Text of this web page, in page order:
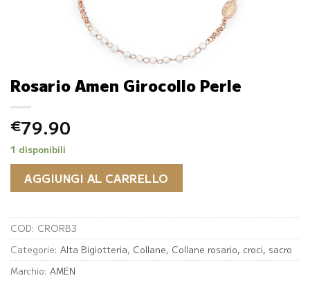
Rosario Amen Girocollo Perle
€79.90
1 disponibili
AGGIUNGI AL CARRELLO
COD: CRORB3
Categorie: Alta Bigiotteria, Collane, Collane rosario, croci, sacro
Marchio: AMEN